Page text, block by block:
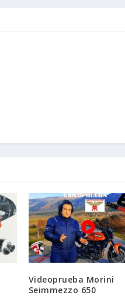
Videoprueba Morini
Seimmezzo 650